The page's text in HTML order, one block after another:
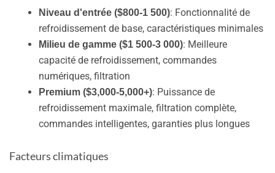
Niveau d'entrée ($800-1 500): Fonctionnalité de
refroidissement de base, caractéristiques minimales
Milieu de gamme ($1 500-3 000): Meilleure
capacité de refroidissement, commandes
numériques, filtration
Premium ($3,000-5,000+): Puissance de
refroidissement maximale, filtration complète,
commandes intelligentes, garanties plus longues
Facteurs climatiques